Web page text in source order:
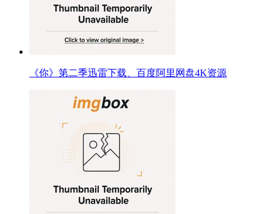
《你》第二季迅雷下载、百度阿里网盘4K资源